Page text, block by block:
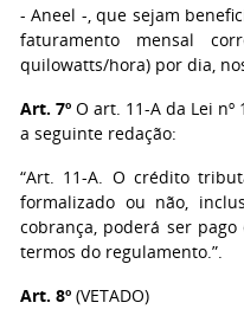
- Aneel -, que sejam
faturamento mensal
quilowatts/hora) por dia,
Art. 7º O art. 11-A da Lei
a seguinte redação:
“Art. 11-A. O crédito
formalizado ou não,
cobrança, poderá ser
termos do regulamento.”.
Art. 8º (VETADO)